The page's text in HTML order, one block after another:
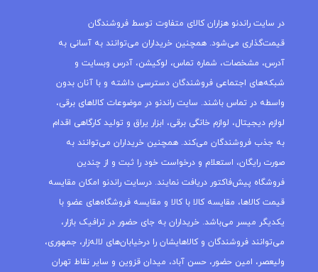
در سایت راندنو هزاران کالای متفاوت توسط فروشندگان
قیمت‌گذاری می‌شود. همچنین خریداران می‌توانند به آسانی به
آدرس، مشخصات، شماره تماس، لوکیشن، آدرس وبسایت و
شبکه‌های اجتماعی فروشندگان دسترسی داشته و با آنان بدون
واسطه در تماس باشند. سایت راندنو در موضوعات کالاهای برقی،
لوازم دیجیتال، لوازم خانگی برقی، ابزار یراق و تولید کارگاهی اقدام
به جذب فروشندگان می‌کند. همچنین خریداران می‌توانند به
صورت رایگان، استعلام و درخواست خود را ثبت و از چندین
فروشگاه پیش‌فاکتور دریافت نمایند. درسایت راندنو امکان مقایسه
قیمت کالاها، مقایسه کالا با کالا و مقایسه فروشگاه‌های عضو با
یکدیگر میسر می‌باشد. خریداران به جای حضور در ترافیک بازار،
می‌توانند فروشندگان و کالاهایشان را درخیابان‌های لاله‌زار، جمهوری،
ولیعصر، امین حضور، حسن آباد، میدان قزوین و سایر نقاط تهران